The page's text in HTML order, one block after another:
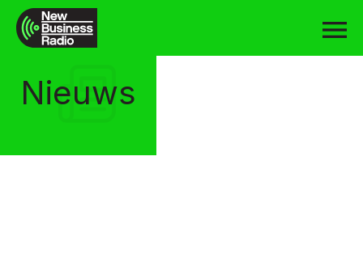
Nieuws